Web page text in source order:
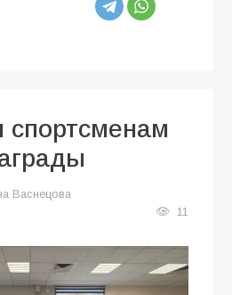
спортсменам
Васнецова
11